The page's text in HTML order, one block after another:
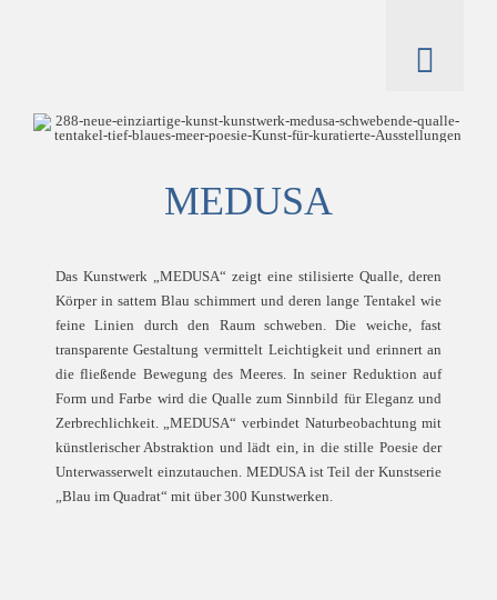
artworks
MEDUSA
Das Kunstwerk „MEDUSA“ zeigt eine stilisierte Qualle, deren
Körper in sattem Blau schimmert und deren lange Tentakel wie
feine Linien durch den Raum schweben. Die weiche, fast
transparente Gestaltung vermittelt Leichtigkeit und erinnert an
die fließende Bewegung des Meeres. In seiner Reduktion auf
Form und Farbe wird die Qualle zum Sinnbild für Eleganz und
Zerbrechlichkeit. „MEDUSA“ verbindet Naturbeobachtung mit
künstlerischer Abstraktion und lädt ein, in die stille Poesie der
Unterwasserwelt einzutauchen. MEDUSA ist Teil der Kunstserie
„Blau im Quadrat“ mit über 300 Kunstwerken.